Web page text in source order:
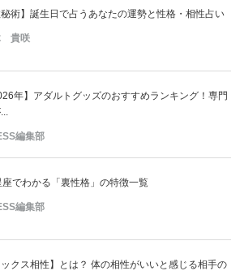
秘術】誕生日で占うあなたの運勢と性格・相性占い
貴咲
年】アダルトグッズのおすすめランキング！専門
編集部
座でわかる「裏性格」の特徴一覧
編集部
ックス相性】とは？ 体の相性がいいと感じる相手の